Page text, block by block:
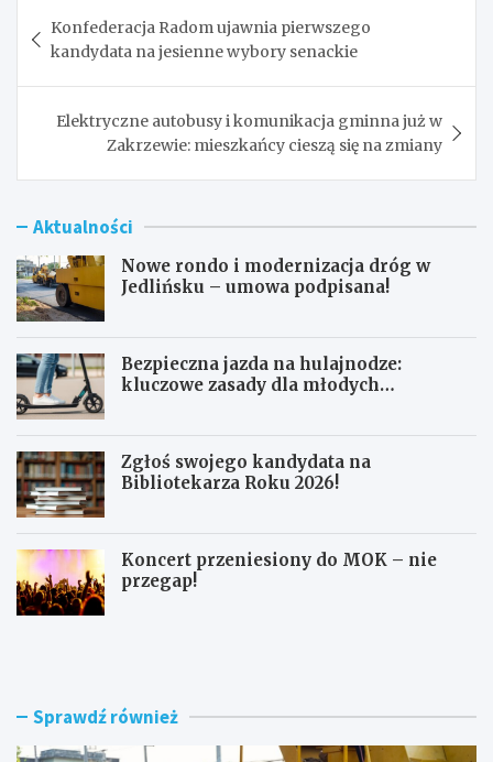
wpisu
Konfederacja Radom ujawnia pierwszego
kandydata na jesienne wybory senackie
Elektryczne autobusy i komunikacja gminna już w
Zakrzewie: mieszkańcy cieszą się na zmiany
Aktualności
Nowe rondo i modernizacja dróg w
Jedlińsku – umowa podpisana!
Bezpieczna jazda na hulajnodze:
kluczowe zasady dla młodych
Zgłoś swojego kandydata na
Bibliotekarza Roku 2026!
Koncert przeniesiony do MOK – nie
przegap!
N
o
B
e Sprawdź również